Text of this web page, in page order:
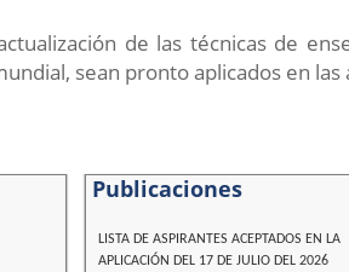
de las técnicas de
sean pronto aplicados en
Publicaciones
LISTA DE ASPIRANTES ACEPTADOS EN LA
APLICACIÓN DEL 17 DE JULIO DEL 2026